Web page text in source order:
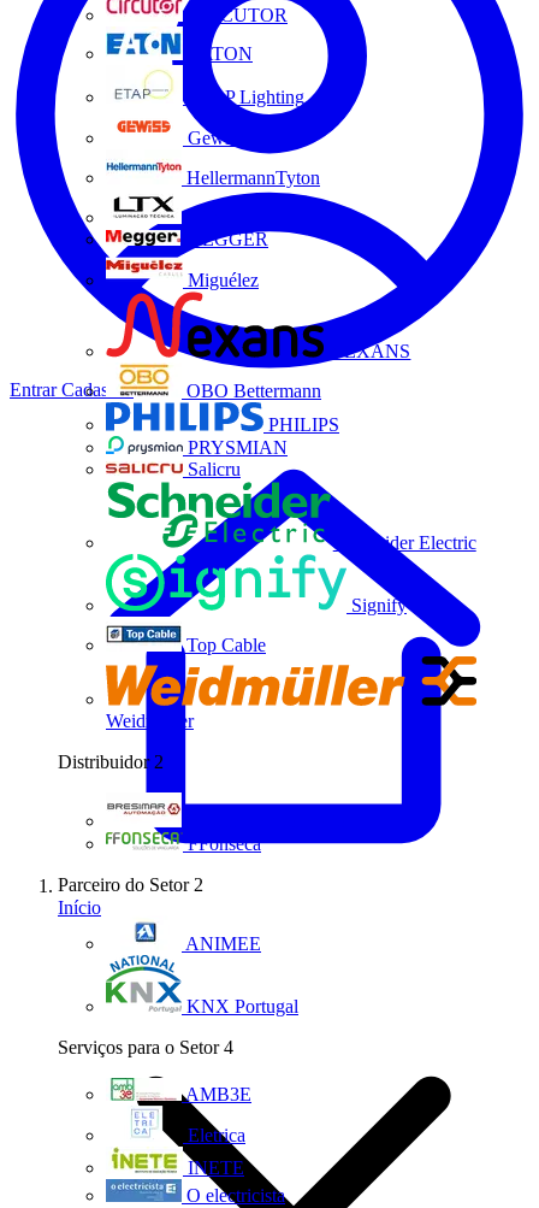
CIRCUTOR
EATON
ETAP Lighting
Gewiss
HellermannTyton
MEGGER
Miguélez
NEXANS
OBO Bettermann
PHILIPS
PRYSMIAN
Salicru
Schneider Electric
Signify
Top Cable
Weidmüller
Distribuidor 2
FFonseca
Parceiro do Setor 2
ANIMEE
KNX Portugal
Serviços para o Setor 4
AMB3E
Eletrica
INETE
O electricista
EntrarCadastrar
Início